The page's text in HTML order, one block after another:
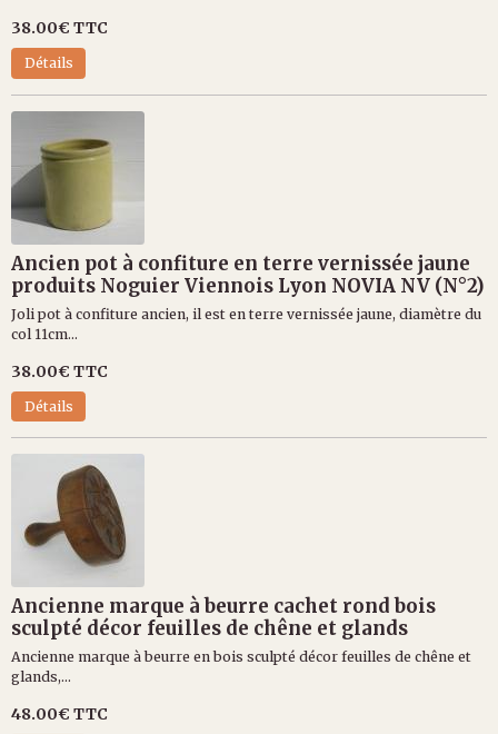
38.00€ TTC
Détails
Ancien pot à confiture en terre vernissée jaune
produits Noguier Viennois Lyon NOVIA NV (N°2)
Joli pot à confiture ancien, il est en terre vernissée jaune, diamètre du
col 11cm...
38.00€ TTC
Détails
Ancienne marque à beurre cachet rond bois
sculpté décor feuilles de chêne et glands
Ancienne marque à beurre en bois sculpté décor feuilles de chêne et
glands,...
48.00€ TTC